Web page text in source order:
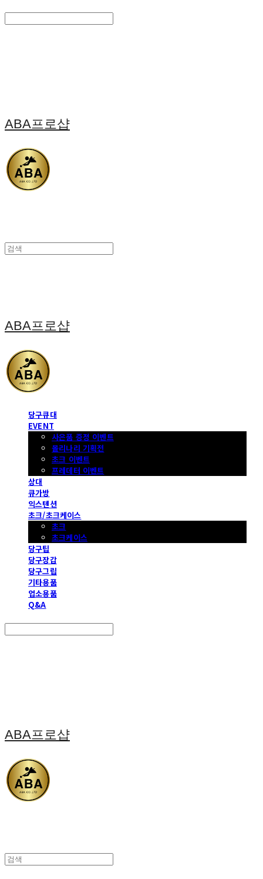
ABA프로샵
ABA프로샵
당구큐대
EVENT
사은품 증정 이벤트
몰리나리 기획전
초크 이벤트
프레데터 이벤트
상대
큐가방
익스텐션
초크/초크케이스
초크
초크케이스
당구팁
당구장갑
당구그립
기타용품
업소용품
Q&A
ABA프로샵